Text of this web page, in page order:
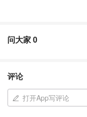
问大家0
评论
打开App写评论